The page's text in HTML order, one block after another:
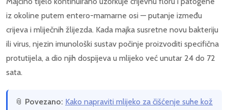
iz okoline putem entero-mamarne osi — putanje između
crijeva i mliječnih žlijezda. Kada majka susretne novu bakteriju
ili virus, njezin imunološki sustav počinje proizvoditi specifična
protutijela, a dio njih dospijeva u mlijeko već unutar 24 do 72
sata.
📎 Povezano: Kako napraviti mlijeko za čišćenje suhe kož